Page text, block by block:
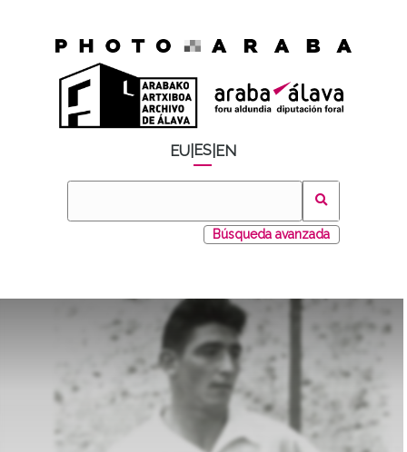
EU ES EN
Búsqueda avanzada